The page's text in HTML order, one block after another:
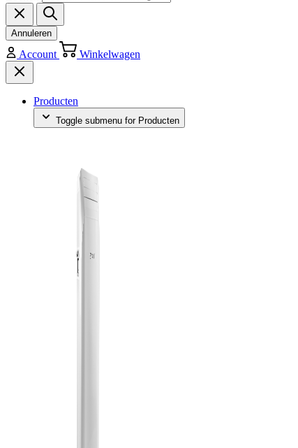
Annuleren
Account Winkelwagen
Producten
Toggle submenu for Producten